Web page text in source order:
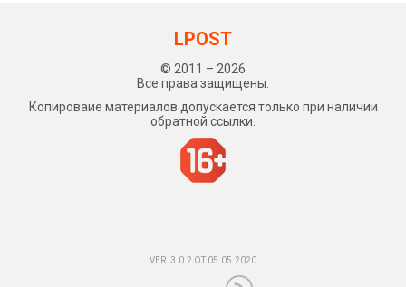
LPOST
© 2011 – 2026
Все права защищены.
Копироваие материалов допускается только при наличии
обратной ссылки.
VER. 3.0.2 ОТ 05.05.2020